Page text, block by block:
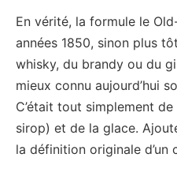
En vérité, la formule le
années 1850, sinon plus
whisky, du brandy ou du
mieux connu aujourd’hui
C’était tout simplement
sirop) et de la glace.
la définition originale d’un